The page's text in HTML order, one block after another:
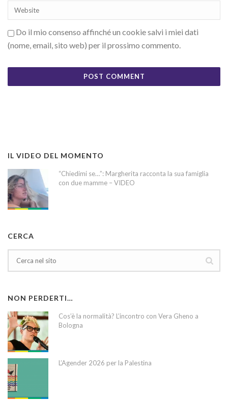
Do il mio consenso affinché un cookie salvi i miei dati
(nome, email, sito web) per il prossimo commento.
IL VIDEO DEL MOMENTO
“Chiedimi se…”: Margherita racconta la sua famiglia
con due mamme – VIDEO
CERCA
NON PERDERTI…
Cos’è la normalità? L’incontro con Vera Gheno a
Bologna
L’Agender 2026 per la Palestina